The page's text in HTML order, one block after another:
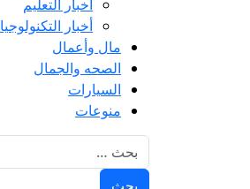
اخبار التعليم
أخبار التكنولوجيا
مال وأعمال
الصحه والجمال
السيارات
منوعات